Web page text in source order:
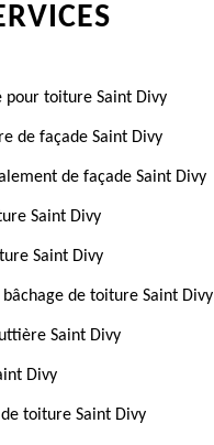
pour toiture Saint Divy
de façade Saint Divy
de façade Saint Divy
Saint Divy
Saint Divy
bâchage de toiture Saint Divy
Saint Divy
Divy
toiture Saint Divy